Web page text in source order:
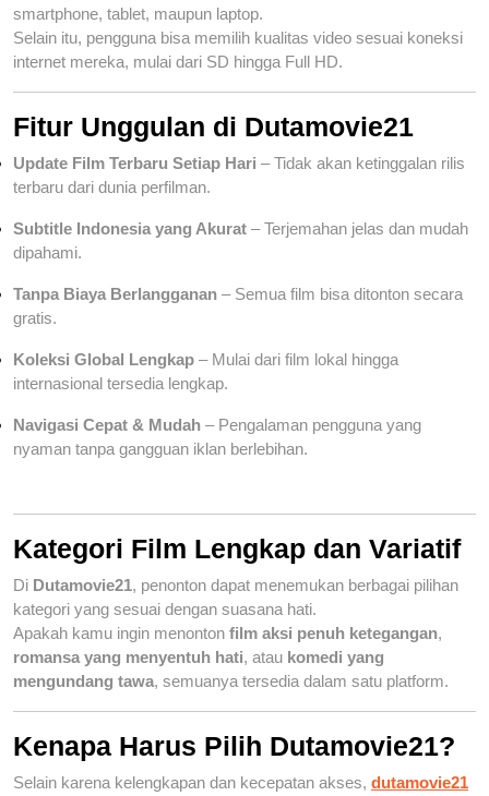
smartphone, tablet, maupun laptop.
Selain itu, pengguna bisa memilih kualitas video sesuai koneksi
internet mereka, mulai dari SD hingga Full HD.
Fitur Unggulan di Dutamovie21
Update Film Terbaru Setiap Hari – Tidak akan ketinggalan rilis
terbaru dari dunia perfilman.
Subtitle Indonesia yang Akurat – Terjemahan jelas dan mudah
dipahami.
Tanpa Biaya Berlangganan – Semua film bisa ditonton secara
gratis.
Koleksi Global Lengkap – Mulai dari film lokal hingga
internasional tersedia lengkap.
Navigasi Cepat & Mudah – Pengalaman pengguna yang
nyaman tanpa gangguan iklan berlebihan.
Kategori Film Lengkap dan Variatif
Di Dutamovie21, penonton dapat menemukan berbagai pilihan
kategori yang sesuai dengan suasana hati.
Apakah kamu ingin menonton film aksi penuh ketegangan,
romansa yang menyentuh hati, atau komedi yang
mengundang tawa, semuanya tersedia dalam satu platform.
Kenapa Harus Pilih Dutamovie21?
Selain karena kelengkapan dan kecepatan akses, dutamovie21